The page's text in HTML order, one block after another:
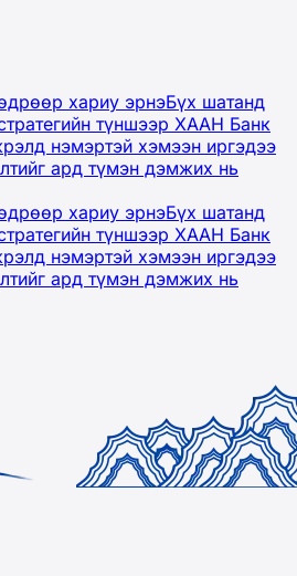
хариу эрнэБүх шатанд
түншээр ХААН Банк
нэмэртэй хэмээн иргэдээ
ард түмэн дэмжих нь
хариу эрнэБүх шатанд
түншээр ХААН Банк
нэмэртэй хэмээн иргэдээ
ард түмэн дэмжих нь